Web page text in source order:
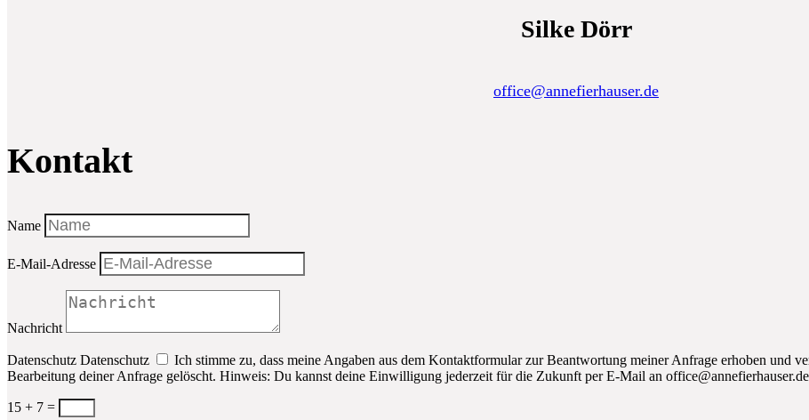
Silke Dörr
office@annefierhauser.de
Kontakt
Name
E-Mail-Adresse
Nachricht
Datenschutz Datenschutz
Ich stimme zu, dass meine Angaben aus dem Kontaktformular zur Beantwortung meiner Anfrage erhoben und
Bearbeitung deiner Anfrage gelöscht. Hinweis: Du kannst deine Einwilligung jederzeit für die Zukunft per E-Mail an
15 + 7 =